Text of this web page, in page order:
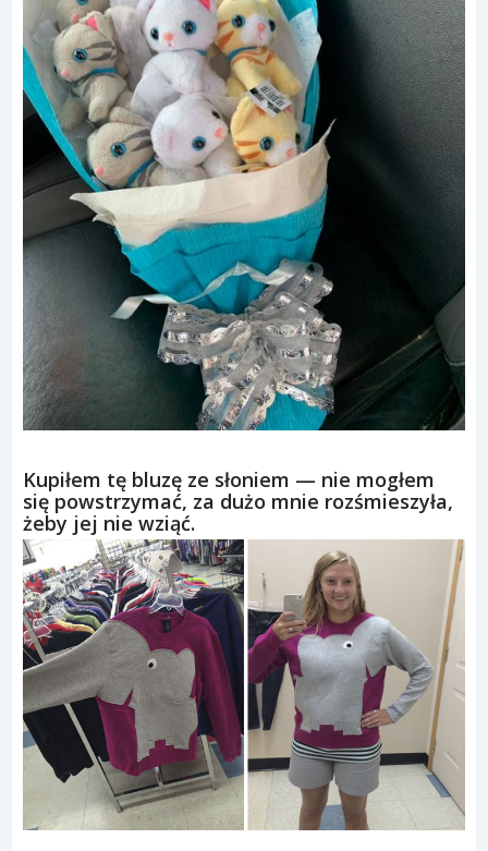
Kupiłem tę bluzę ze słoniem — nie mogłem
się powstrzymać, za dużo mnie rozśmieszyła,
żeby jej nie wziąć.